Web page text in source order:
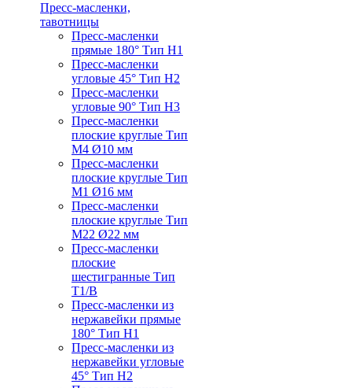
Пресс-масленки,
тавотницы
Пресс-масленки
прямые 180° Тип H1
Пресс-масленки
угловые 45° Тип H2
Пресс-масленки
угловые 90° Тип H3
Пресс-масленки
плоские круглые Тип
M4 Ø10 мм
Пресс-масленки
плоские круглые Тип
M1 Ø16 мм
Пресс-масленки
плоские круглые Тип
M22 Ø22 мм
Пресс-масленки
плоские
шестигранные Тип
T1/B
Пресс-масленки из
нержавейки прямые
180° Тип H1
Пресс-масленки из
нержавейки угловые
45° Тип H2